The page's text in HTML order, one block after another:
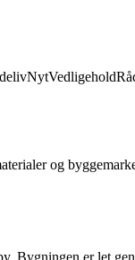
NytVedligehold
og
Bygningen er let